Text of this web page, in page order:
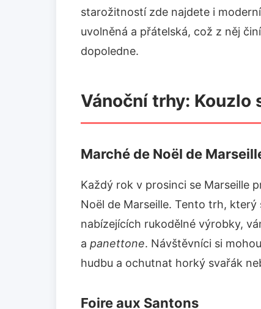
starožitností zde najdete i
uvolněná a přátelská, což z něj
dopoledne.
Vánoční trhy: Kouzlo
Marché de Noël de
Každý rok v prosinci se Marseille
Noël de Marseille. Tento trh,
nabízejících rukodělné výrobky,
a panettone. Návštěvníci si
hudbu a ochutnat horký svařák
Foire aux Santons